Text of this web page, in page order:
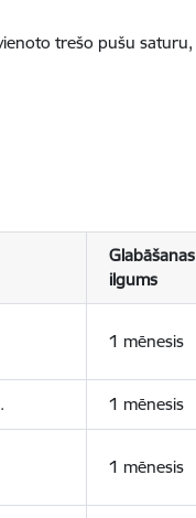
trešo pušu saturu,
Glabāšanas
ilgums
1 mēnesis
1 mēnesis
1 mēnesis